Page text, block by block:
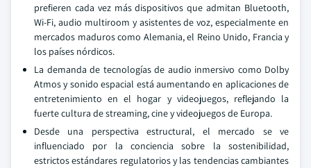
prefieren cada vez más dispositivos que admitan Bluetooth,
Wi-Fi, audio multiroom y asistentes de voz, especialmente en
mercados maduros como Alemania, el Reino Unido, Francia y
los países nórdicos.
La demanda de tecnologías de audio inmersivo como Dolby
Atmos y sonido espacial está aumentando en aplicaciones de
entretenimiento en el hogar y videojuegos, reflejando la
fuerte cultura de streaming, cine y videojuegos de Europa.
Desde una perspectiva estructural, el mercado se ve
influenciado por la conciencia sobre la sostenibilidad,
estrictos estándares regulatorios y las tendencias cambiantes